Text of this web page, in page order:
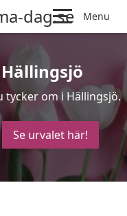
dag.se Menu
tycker om i Hällingsjö.
Se urvalet här!